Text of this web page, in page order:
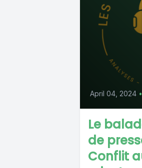
April 04, 2024 •
Le
de
Conflit